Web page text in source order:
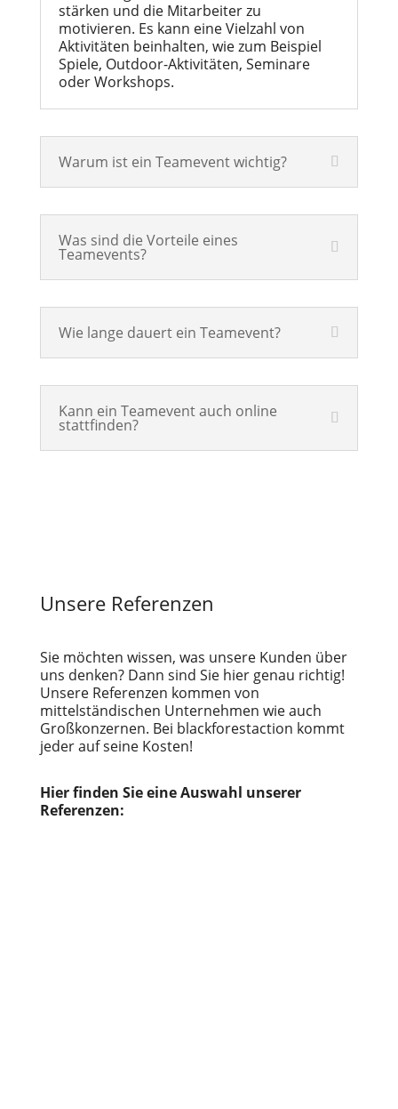
stärken und die Mitarbeiter zu
motivieren. Es kann eine Vielzahl von
Aktivitäten beinhalten, wie zum Beispiel
Spiele, Outdoor-Aktivitäten, Seminare
oder Workshops.
Warum ist ein Teamevent wichtig?
Was sind die Vorteile eines
Teamevents?
Wie lange dauert ein Teamevent?
Kann ein Teamevent auch online
stattfinden?
Unsere Referenzen
Sie möchten wissen, was unsere Kunden über
uns denken? Dann sind Sie hier genau richtig!
Unsere Referenzen kommen von
mittelständischen Unternehmen wie auch
Großkonzernen. Bei blackforestaction kommt
jeder auf seine Kosten!
Hier finden Sie eine Auswahl unserer
Referenzen: